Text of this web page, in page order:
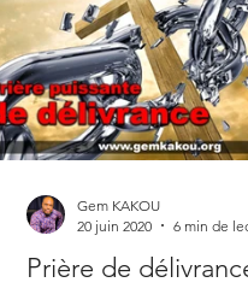
Prière de
Gem KAKOU
20 juin 2020
6 min de